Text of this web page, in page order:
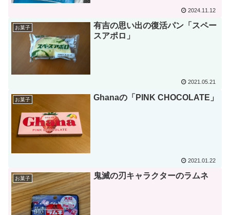
2024.11.12
お菓子
有吉の思い出の復活パン「スペー
スアポロ」
2021.05.21
お菓子 Ghanaの「PINK CHOCOLATE」
2021.01.22
お菓子 鬼滅の刃キャラクターのラムネ